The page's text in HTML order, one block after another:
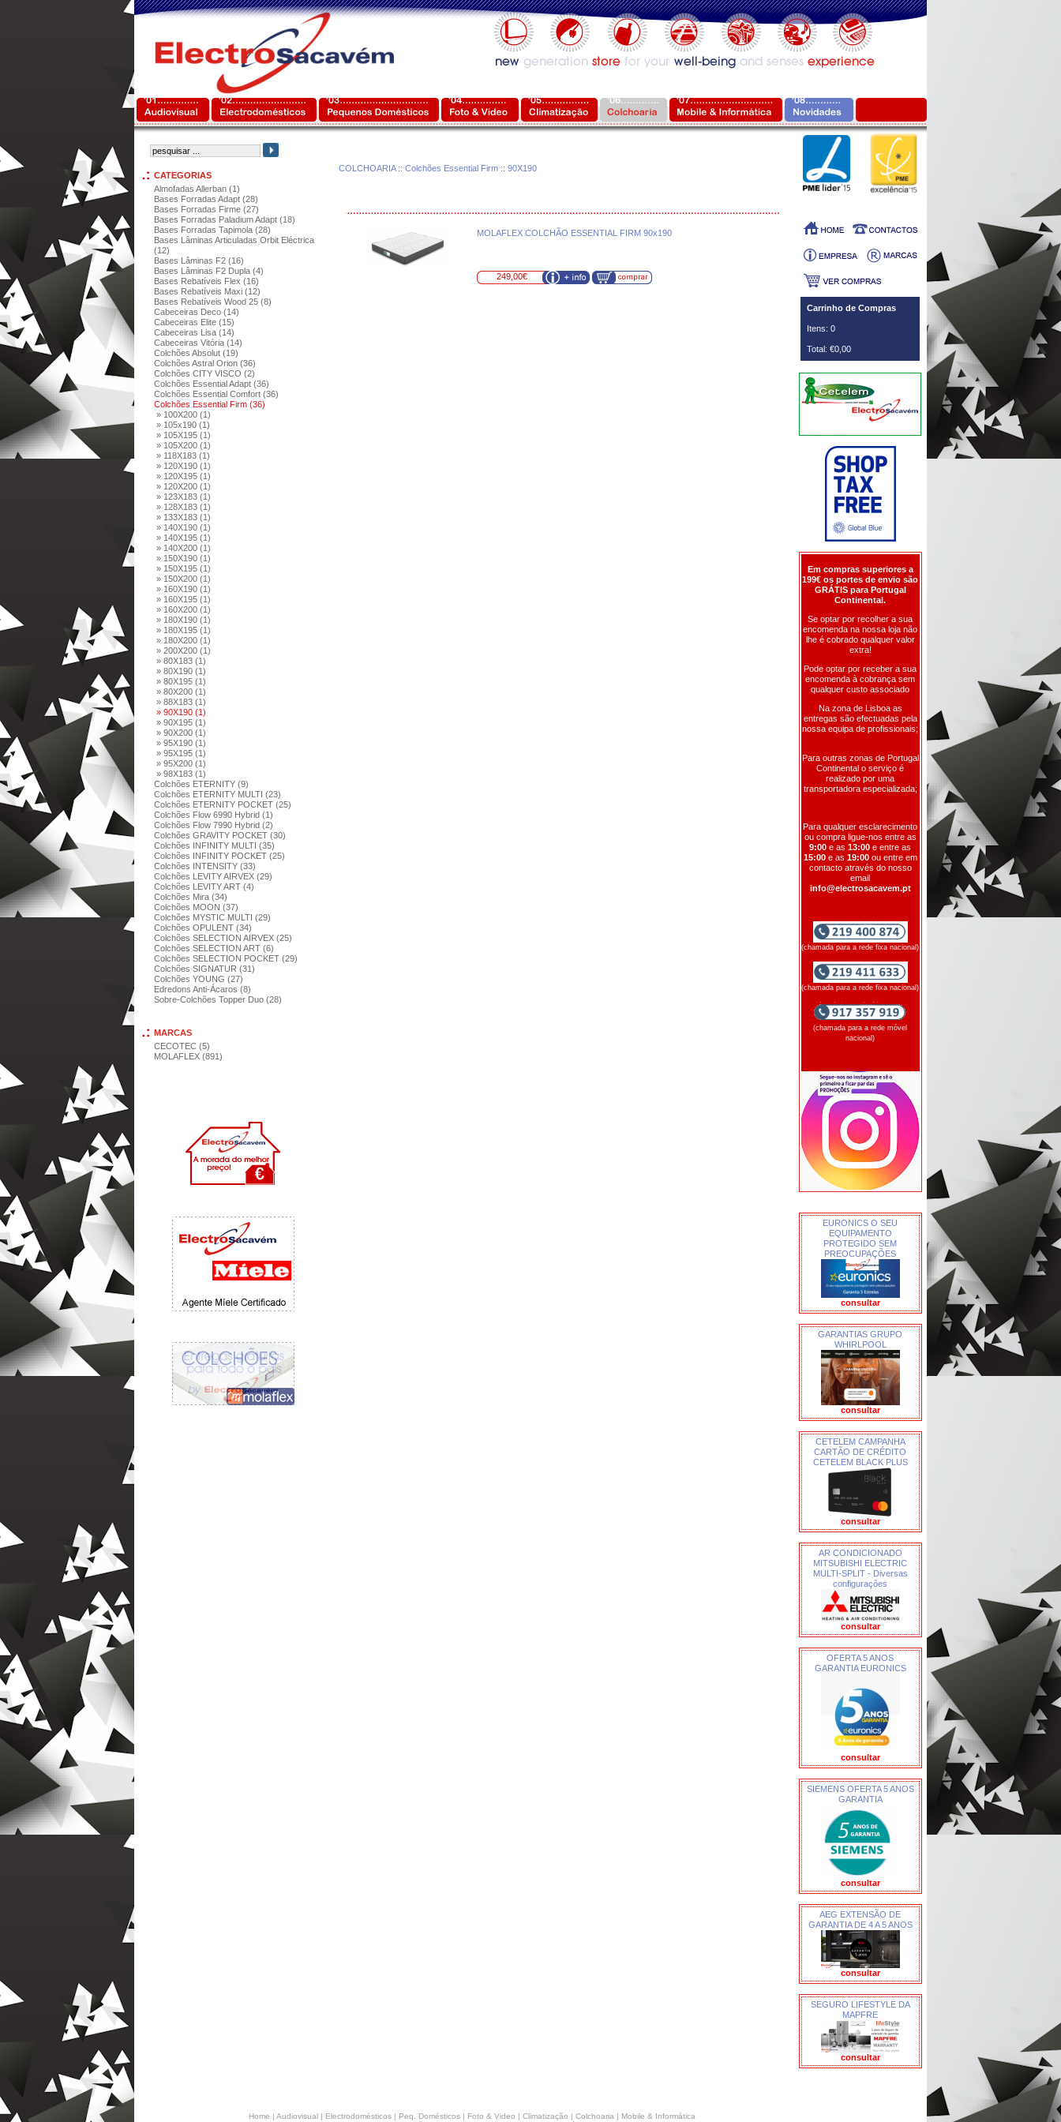
CATEGORIAS
Almofadas Allerban (1)
Bases Forradas Adapt (28)
Bases Forradas Firme (27)
Bases Forradas Paladium Adapt (18)
Bases Forradas Tapimola (28)
Bases Lâminas Articuladas Orbit Eléctrica
(12)
Bases Lâminas F2 (16)
Bases Lâminas F2 Dupla (4)
Bases Rebatíveis Flex (16)
Bases Rebatíveis Maxi (12)
Bases Rebatíveis Wood 25 (8)
Cabeceiras Deco (14)
Cabeceiras Elite (15)
Cabeceiras Lisa (14)
Cabeceiras Vitória (14)
Colchões Absolut (19)
Colchões Astral Orion (36)
Colchões CITY VISCO (2)
Colchões Essential Adapt (36)
Colchões Essential Comfort (36)
Colchões Essential Firm (36)
» 100X200 (1)
» 105x190 (1)
» 105X195 (1)
» 105X200 (1)
» 118X183 (1)
» 120X190 (1)
» 120X195 (1)
» 120X200 (1)
» 123X183 (1)
» 128X183 (1)
» 133X183 (1)
» 140X190 (1)
» 140X195 (1)
» 140X200 (1)
» 150X190 (1)
» 150X195 (1)
» 150X200 (1)
» 160X190 (1)
» 160X195 (1)
» 160X200 (1)
» 180X190 (1)
» 180X195 (1)
» 180X200 (1)
» 200X200 (1)
» 80X183 (1)
» 80X190 (1)
» 80X195 (1)
» 80X200 (1)
» 88X183 (1)
» 90X190 (1)
» 90X195 (1)
» 90X200 (1)
» 95X190 (1)
» 95X195 (1)
» 95X200 (1)
» 98X183 (1)
Colchões ETERNITY (9)
Colchões ETERNITY MULTI (23)
Colchões ETERNITY POCKET (25)
Colchões Flow 6990 Hybrid (1)
Colchões Flow 7990 Hybrid (2)
Colchões GRAVITY POCKET (30)
Colchões INFINITY MULTI (35)
Colchões INFINITY POCKET (25)
Colchões INTENSITY (33)
Colchões LEVITY AIRVEX (29)
Colchões LEVITY ART (4)
Colchões Mira (34)
Colchões MOON (37)
Colchões MYSTIC MULTI (29)
Colchões OPULENT (34)
Colchões SELECTION AIRVEX (25)
Colchões SELECTION ART (6)
Colchões SELECTION POCKET (29)
Colchões SIGNATUR (31)
Colchões YOUNG (27)
Edredons Anti-Ácaros (8)
Sobre-Colchões Topper Duo (28)
MARCAS
CECOTEC (5)
MOLAFLEX (891)
COLCHOARIA:: Colchões Essential Firm :: 90X190
MOLAFLEX COLCHÃO ESSENTIAL FIRM 90x190
249,00€
Carrinho de Compras
Itens: 0
Total: €0,00
Em compras superiores a
199€ os portes de envio são
GRÁTIS para Portugal
Continental.
Se optar por recolher a sua
encomenda na nossa loja não
lhe é cobrado qualquer valor
extra!
Pode optar por receber a sua
encomenda à cobrança sem
qualquer custo associado
Na zona de Lisboa as
entregas são efectuadas pela
nossa equipa de profissionais;
Para outras zonas de Portugal
Continental o serviço é
realizado por uma
transportadora especializada;
Para qualquer esclarecimento
ou compra ligue-nos entre as
9:00 e as 13:00 e entre as
15:00e as 19:00 ou entre em
contacto através do nosso
email
info@electrosacavem.pt
(chamada para a rede fixa nacional)
(chamada para a rede fixa nacional)
(chamada para a rede móvel
nacional)
EURONICS O SEU
EQUIPAMENTO
PROTEGIDO SEM
PREOCUPAÇÕES
consultar
GARANTIAS GRUPO
WHIRLPOOL
consultar
CETELEM CAMPANHA
CARTÃO DE CRÉDITO
CETELEM BLACK PLUS
consultar
AR CONDICIONADO
MITSUBISHI ELECTRIC
MULTI-SPLIT - Diversas
configurações
consultar
OFERTA 5 ANOS
GARANTIA EURONICS
consultar
SIEMENS OFERTA 5 ANOS
GARANTIA
consultar
AEG EXTENSÃO DE
GARANTIA DE 4 A 5 ANOS
consultar
SEGURO LIFESTYLE DA
MAPFRE
consultar
Home | Audiovisual | Electrodomésticos | Peq. Domésticos | Foto & Video | Climatização | Colchoaria | Mobile & Informática